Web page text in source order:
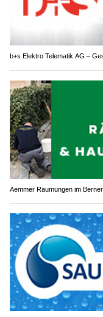
b+s Elektro Telematik AG –
Aemmer Räumungen im